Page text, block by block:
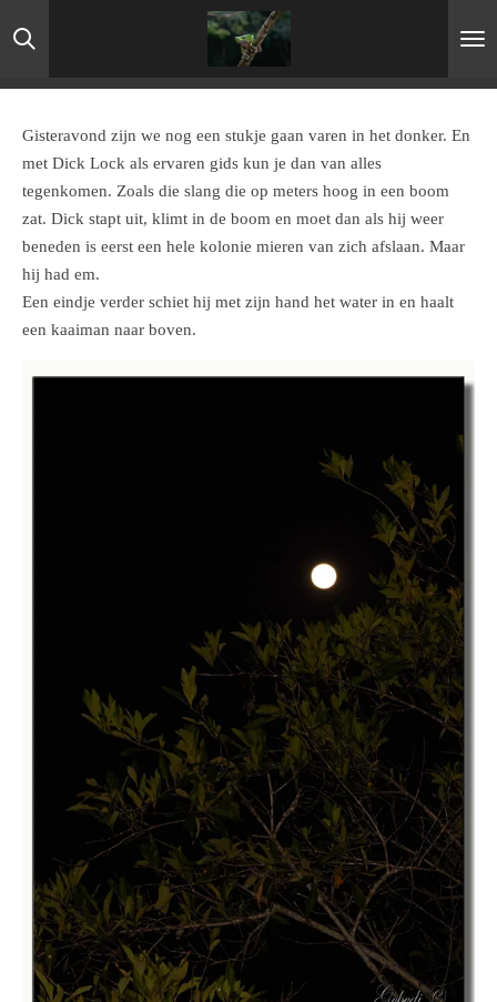
Ga
direct
hoofdinhoud
Gisteravond zijn we nog een stukje gaan varen in het donker. En
met Dick Lock als ervaren gids kun je dan van alles
tegenkomen. Zoals die slang die op meters hoog in een boom
zat. Dick stapt uit, klimt in de boom en moet dan als hij weer
beneden is eerst een hele kolonie mieren van zich afslaan. Maar
hij had em.
Een eindje verder schiet hij met zijn hand het water in en haalt
een kaaiman naar boven.